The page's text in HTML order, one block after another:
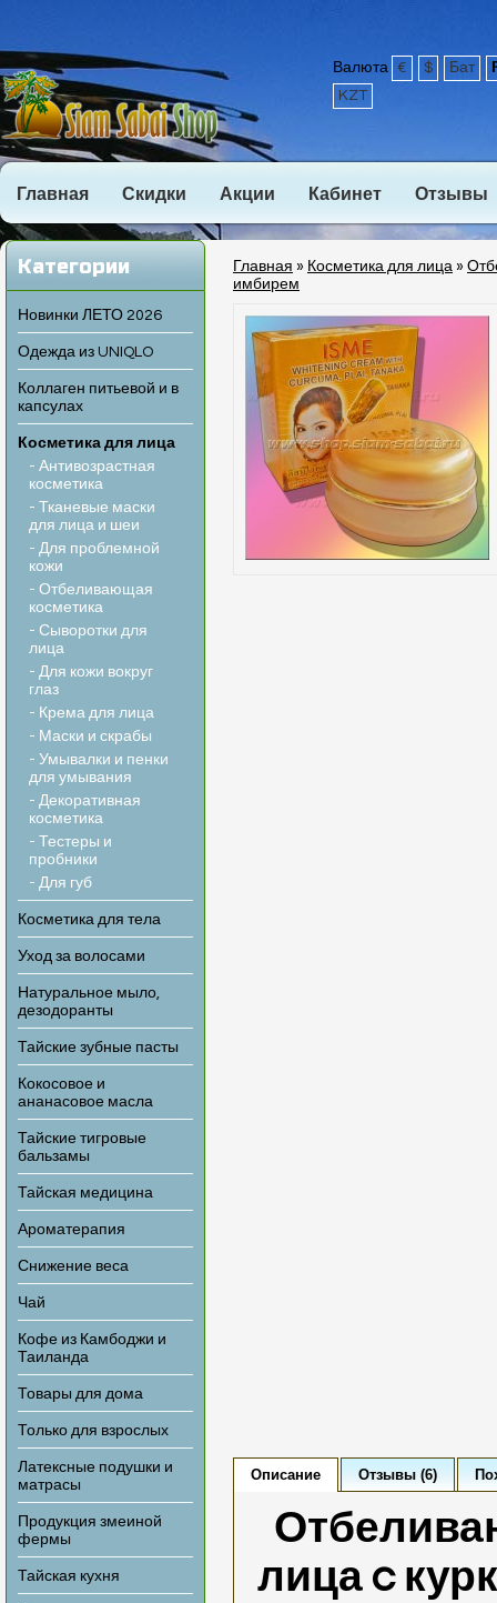
Валюта € $ Бат
KZT
Главная Скидки Акции Кабинет Отзывы
Категории
Новинки ЛЕТО 2026
Одежда из UNIQLO
Коллаген питьевой и в
капсулах
Косметика для лица
- Антивозрастная
косметика
- Тканевые маски
для лица и шеи
- Для проблемной
кожи
- Отбеливающая
косметика
- Сыворотки для
лица
- Для кожи вокруг
глаз
- Крема для лица
- Маски и скрабы
- Умывалки и пенки
для умывания
- Декоративная
косметика
- Тестеры и
пробники
- Для губ
Косметика для тела
Уход за волосами
Натуральное мыло,
дезодоранты
Тайские зубные пасты
Кокосовое и
ананасовое масла
Тайские тигровые
бальзамы
Тайская медицина
Ароматерапия
Снижение веса
Чай
Кофе из Камбоджи и
Таиланда
Товары для дома
Только для взрослых
Латексные подушки и
матрасы
Продукция змеиной
фермы
Тайская кухня
Главная » Косметика для лица »
имбирем
Описание Отзывы (6)
лица c